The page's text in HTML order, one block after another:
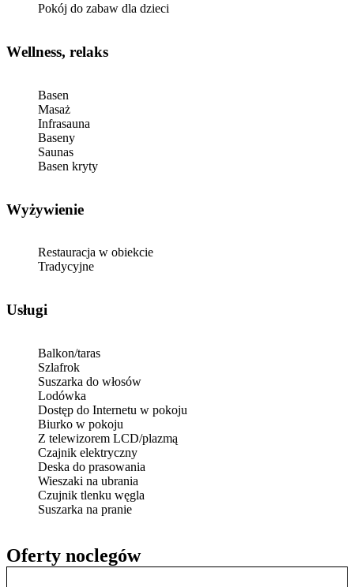
Oferty noclegów
Pokój do zabaw dla dzieci
Wellness, relaks
Basen
Masaż
Infrasauna
Baseny
Saunas
Basen kryty
Wyżywienie
Restauracja w obiekcie
Tradycyjne
Usługi
Balkon/taras
Szlafrok
Suszarka do włosów
Lodówka
Dostęp do Internetu w pokoju
Biurko w pokoju
Z telewizorem LCD/plazmą
Czajnik elektryczny
Deska do prasowania
Wieszaki na ubrania
Czujnik tlenku węgla
Suszarka na pranie